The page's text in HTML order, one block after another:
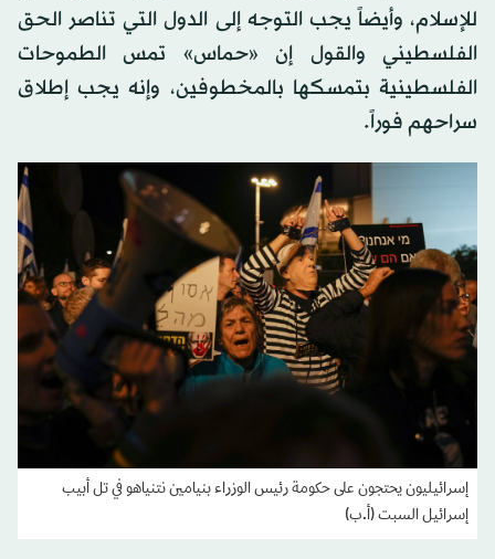
للإسلام، وأيضاً يجب التوجه إلى الدول التي تناصر الحق
الفلسطيني والقول إن «حماس» تمس الطموحات
الفلسطينية بتمسكها بالمخطوفين، وإنه يجب إطلاق
سراحهم فوراً.
إسرائيليون يحتجون على حكومة رئيس الوزراء بنيامين نتنياهو في تل أبيب
إسرائيل السبت (أ.ب)